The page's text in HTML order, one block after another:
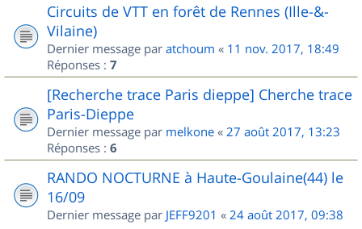
Circuits de VTT en forêt de Rennes (Ille-&-
Vilaine)
Dernier message par atchoum « 11 nov. 2017, 18:49
Réponses : 7
[Recherche trace Paris dieppe] Cherche trace
Paris-Dieppe
Dernier message par melkone « 27 août 2017, 13:23
Réponses : 6
RANDO NOCTURNE à Haute-Goulaine(44) le
16/09
Dernier message par JEFF9201 « 24 août 2017, 09:38